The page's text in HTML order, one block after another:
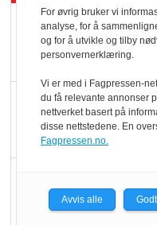
For øvrig bruker vi
analyse, for å
og for å utvikle og tilby
personvernerklæring.
Vi er med i Fagpressen-
du få relevante annonser
nettverket basert på
disse nettstedene. En
Fagpressen.no.
Avvis alle